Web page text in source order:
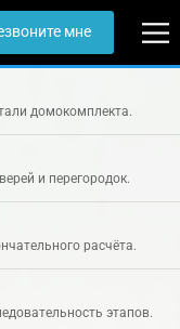
мне
домокомплекта.
и перегородок.
расчёта.
этапов.